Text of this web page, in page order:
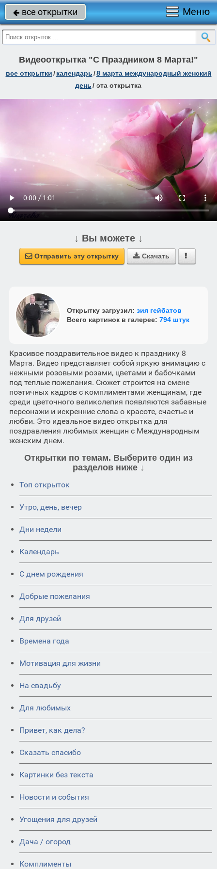
 все открытки Меню
Видеооткрытка "С Праздником 8 Марта!"
все открытки/ календарь/8 марта международный женский
день/ эта открытка
↓ Вы можете ↓
 Отправить эту открытку  Скачать 
Открытку загрузил: зия гейбатов
Всего картинок в галерее: 794 штук
Красивое поздравительное видео к празднику 8
Марта. Видео представляет собой яркую анимацию с
нежными розовыми розами, цветами и бабочками
под теплые пожелания. Сюжет строится на смене
поэтичных кадров с комплиментами женщинам, где
среди цветочного великолепия появляются забавные
персонажи и искренние слова о красоте, счастье и
любви. Это идеальное видео открытка для
поздравления любимых женщин с Международным
женским днем.
Открытки по темам. Выберите один из
разделов ниже ↓
Топ открыток
Утро, день, вечер
Дни недели
Календарь
C днем рождения
Добрые пожелания
Для друзей
Времена года
Мотивация для жизни
На свадьбу
Для любимых
Привет, как дела?
Сказать спасибо
Картинки без текста
Новости и события
Угощения для друзей
Дача / огород
Комплименты